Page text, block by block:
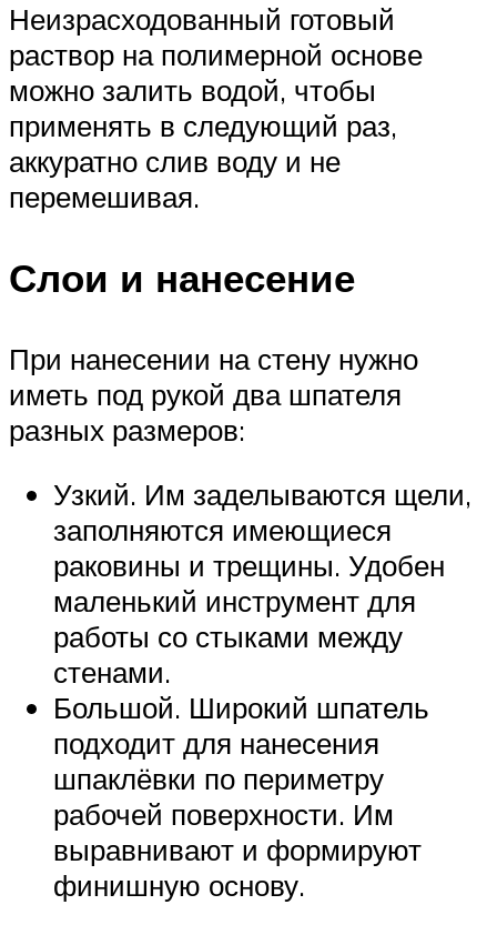
Неизрасходованный готовый
раствор на полимерной основе
можно залить водой, чтобы
применять в следующий раз,
аккуратно слив воду и не
перемешивая.
Слои и нанесение
При нанесении на стену нужно
иметь под рукой два шпателя
разных размеров:
Узкий. Им заделываются щели,
заполняются имеющиеся
раковины и трещины. Удобен
маленький инструмент для
работы со стыками между
стенами.
Большой. Широкий шпатель
подходит для нанесения
шпаклёвки по периметру
рабочей поверхности. Им
выравнивают и формируют
финишную основу.